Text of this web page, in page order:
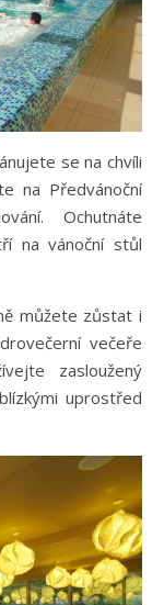
se na chvíli
na Předvánoční
Ochutnáte
na vánoční stůl
můžete zůstat i
večeře
zasloužený
uprostřed